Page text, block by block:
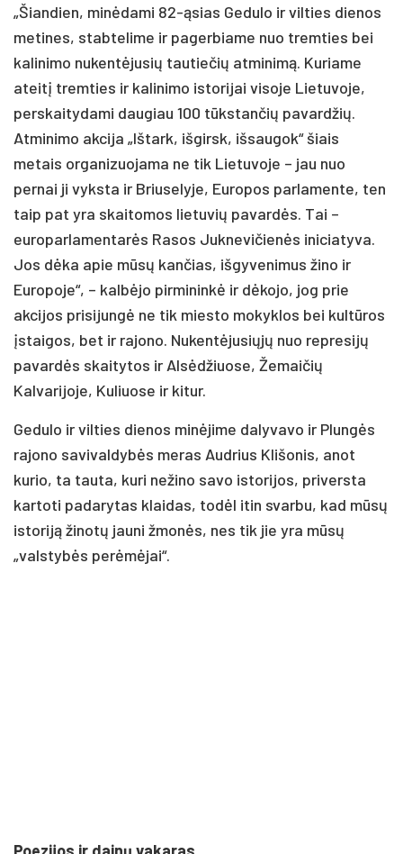
„Šiandien, minėdami 82-ąsias Gedulo ir vilties dienos
metines, stabtelime ir pagerbiame nuo tremties bei
kalinimo nukentėjusių tautiečių atminimą. Kuriame
ateitį tremties ir kalinimo istorijai visoje Lietuvoje,
perskaitydami daugiau 100 tūkstančių pavardžių.
Atminimo akcija „Ištark, išgirsk, išsaugok“ šiais
metais organizuojama ne tik Lietuvoje – jau nuo
pernai ji vyksta ir Briuselyje, Europos parlamente, ten
taip pat yra skaitomos lietuvių pavardės. Tai –
europarlamentarės Rasos Juknevičienės iniciatyva.
Jos dėka apie mūsų kančias, išgyvenimus žino ir
Europoje“, – kalbėjo pirmininkė ir dėkojo, jog prie
akcijos prisijungė ne tik miesto mokyklos bei kultūros
įstaigos, bet ir rajono. Nukentėjusiųjų nuo represijų
pavardės skaitytos ir Alsėdžiuose, Žemaičių
Kalvarijoje, Kuliuose ir kitur.
Gedulo ir vilties dienos minėjime dalyvavo ir Plungės
rajono savivaldybės meras Audrius Klišonis, anot
kurio, ta tauta, kuri nežino savo istorijos, priversta
kartoti padarytas klaidas, todėl itin svarbu, kad mūsų
istoriją žinotų jauni žmonės, nes tik jie yra mūsų
„valstybės perėmėjai“.